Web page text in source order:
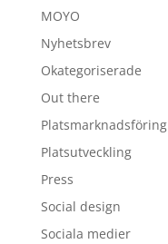
MOYO
Nyhetsbrev
Okategoriserade
Out there
Platsmarknadsföring
Platsutveckling
Press
Social design
Sociala medier